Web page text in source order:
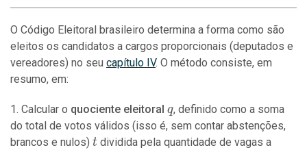
O Código Eleitoral brasileiro determina a forma como são
eleitos os candidatos a cargos proporcionais (deputados e
vereadores) no seu capítulo IV. O método consiste, em
resumo, em:
Calcular o quociente eleitoral q
q, definido como a soma
do total de votos válidos (isso é, sem contar abstenções,
brancos e nulos) t
t dividida pela quantidade de vagas a